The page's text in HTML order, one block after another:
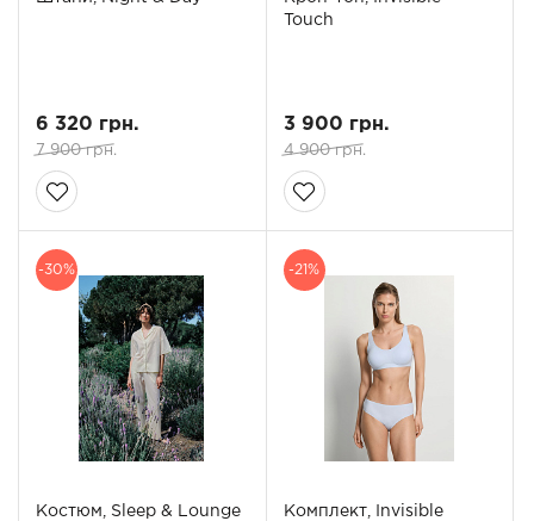
6 320 грн.
7 900 грн.
Touch
3 900 грн.
4 900 грн.
-30%
Костюм, Sleep & Lounge
-21%
Комплект, Invisible